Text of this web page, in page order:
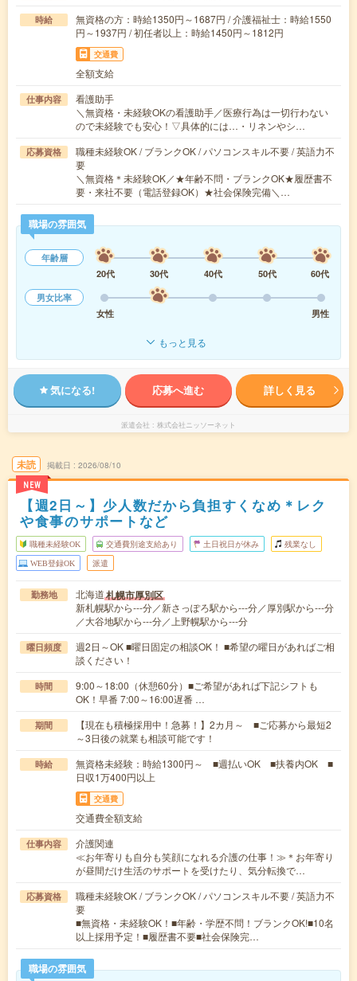
時給
無資格の方：時給1350円～1687円 / 介護福祉士：時給1550
円～1937円 / 初任者以上：時給1450円～1812円
交通費
全額支給
仕事内容
看護助手
＼無資格・未経験OKの看護助手／医療行為は一切行わない
ので未経験でも安心！▽具体的には…・リネンやシ…
応募資格
職種未経験OK / ブランクOK / パソコンスキル不要 / 英語力不
要
＼無資格＊未経験OK／★年齢不問・ブランクOK★履歴書不
要・来社不要（電話登録OK）★社会保険完備＼…
職場の雰囲気
年齢層
20代
30代 40代 50代
60代
男女比率
女性
男性
もっと見る
気になる! 応募へ進む 詳しく見る
派遣会社 株式会社ニッソーネット
未読
NEW
掲載日 2026/08/10
【週2日～】少人数だから負担すくなめ＊レク
や食事のサポートなど
職種未経験OK 交通費別途支給あり 土日祝日が休み 残業なし
WEB登録OK 派遣
勤務地 北海道札幌市厚別区
新札幌駅から---分／新さっぽろ駅から---分／厚別駅から---分
／大谷地駅から---分／上野幌駅から---分
曜日頻度
週2日～OK ■曜日固定の相談OK！ ■希望の曜日があればご相
談ください！
時間
9:00～18:00（休憩60分）■ご希望があれば下記シフトも
OK！早番 7:00～16:00遅番 …
期間
【現在も積極採用中！急募！】2カ月～ ■ご応募から最短2
～3日後の就業も相談可能です！
時給
無資格未経験：時給1300円～ ■週払いOK ■扶養内OK ■
日収1万400円以上
交通費
交通費全額支給
仕事内容
介護関連
≪お年寄りも自分も笑顔になれる介護の仕事！≫＊お年寄り
が昼間だけ生活のサポートを受けたり、気分転換で…
応募資格
職種未経験OK / ブランクOK / パソコンスキル不要 / 英語力不
要
■無資格・未経験OK！■年齢・学歴不問！ブランクOK!■10名
以上採用予定！■履歴書不要■社会保険完…
職場の雰囲気